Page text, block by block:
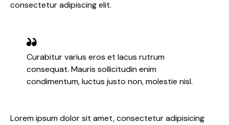
consectetur adipiscing elit.
Curabitur varius eros et lacus rutrum
consequat. Mauris sollicitudin enim
condimentum, luctus justo non, molestie nisl.
Lorem ipsum dolor sit amet, consectetur adipisicing